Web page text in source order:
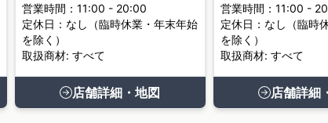
営業時間：11:00 - 20:00
定休日：なし（臨時休業・年末年始
を除く）
取扱商材: すべて
店舗詳細・地図
営業時間：11:00 -
定休日：なし（臨時
を除く）
取扱商材: すべて
店舗詳細